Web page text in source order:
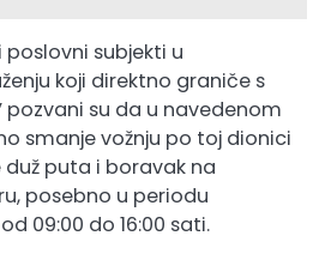
subjekti u
koji direktno graniče s
pozvani su da u navedenom
smanje vožnju po toj dionici
puta i boravak na
posebno u periodu
09:00 do 16:00 sati.